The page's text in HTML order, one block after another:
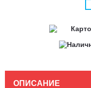
ОПИСАНИЕ